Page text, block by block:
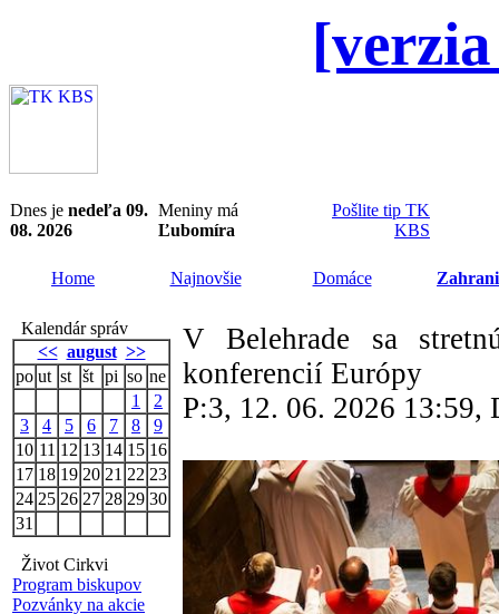
Dnes je nedeľa 09.
08. 2026
Meniny má
Ľubomíra
Pošlite tip TK
KBS
Home Najnovšie Domáce
Kalendár správ
<< august >>
po ut st št pi so ne
1
2
3
4 5 6 7 8
9
10 11 12 13 14 15 16
17 18 19 20 21 22 23
24 25 26 27 28 29 30
31
Život Cirkvi
Program biskupov
Pozvánky na akcie
V Belehrade sa
konferencií Európy
P:3, 12. 06. 2026 13:59,